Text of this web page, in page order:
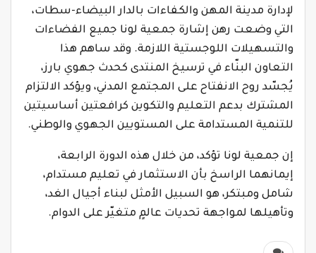
لإدارة مدينة المهن والكفاءات بالدار البيضاء-سطات،
التي وضعت رهن إشارة جمعية لونا جميع الفضاءات
والتسهيلات اللوجستية اللازمة. وقد ساهم هذا
التعاون البنّاء في ترسيخ المنتدى كحدث جهوي بارز،
يُجسّد روح الانفتاح على المجتمع المدني، ويؤكد الالتزام
المشترك بدعم التعليم والتكوين كرافعتين أساسيتين
للتنمية المستدامة على المستويين الجهوي والوطني.
إن جمعية لونا تؤكد، من خلال هذه الدورة الرابعة،
إيمانهما الراسخ بأن الاستثمار في تعليم مستدام،
شامل ومبتكر، هو السبيل الأمثل لبناء أجيال الغد،
وتأهيلها لمواجهة تحديات عالمٍ متغيّر على الدوام.